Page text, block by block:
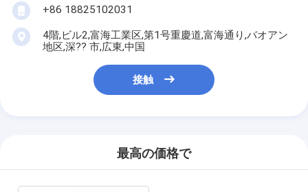
+86 18825102031
4階,ビル2,富海工業区,第1号重慶道,富海通り,バオアン
地区,深?? 市,広東,中国
接触
最高の価格で